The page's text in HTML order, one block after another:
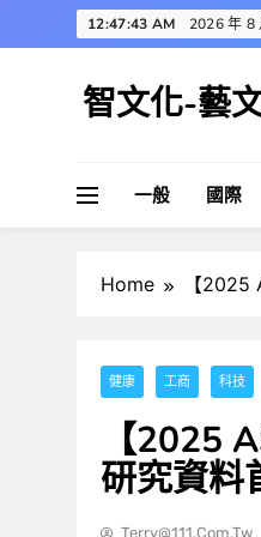
to
12:47:44 AM 2026 年 8
智文化-藝
一般 國際
Home 【
健康 工商 科技
【2025
研究資料
Terry@111.com.tw